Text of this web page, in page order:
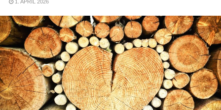
1. APRIL 2026
READ MORE